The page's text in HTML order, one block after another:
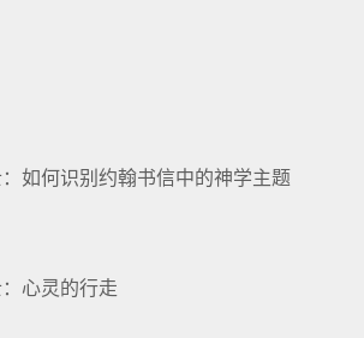
如何识别约翰书信中的神学主题
心灵的行走